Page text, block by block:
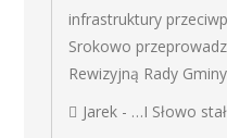
infrastruktury
Srokowo
Rewizyjną Rady
Jarek- …I Słowo